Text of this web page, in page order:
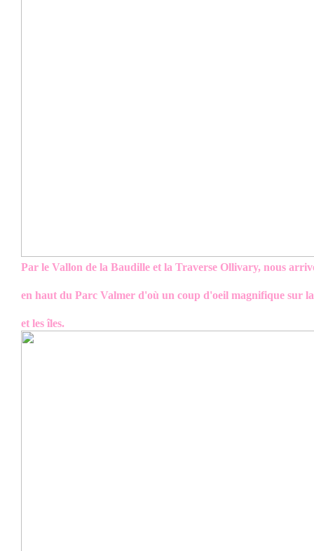
Par le Vallon de la Baudille et la Traverse Ollivary, nous
en haut du Parc Valmer d'où un coup d'oeil magnifique sur
et les îles.